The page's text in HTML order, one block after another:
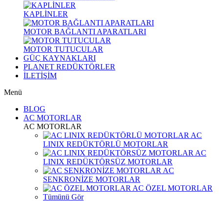
KAPLİNLER
MOTOR BAĞLANTI APARATLARI
MOTOR TUTUCULAR
GÜÇ KAYNAKLARI
PLANET REDÜKTÖRLER
İLETİŞİM
Menü
BLOG
AC MOTORLAR
AC MOTORLAR
AC
LINIX REDÜKTÖRLÜ MOTORLAR
AC
LINIX REDÜKTÖRSÜZ MOTORLAR
AC
SENKRONİZE MOTORLAR
AC ÖZEL MOTORLAR
Tümünü Gör